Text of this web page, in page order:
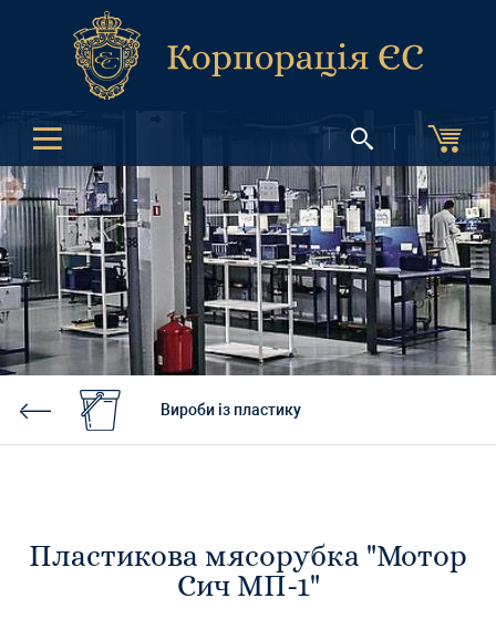
Вироби із пластику
Пластикова мясорубка "Мотор
Сич МП-1"